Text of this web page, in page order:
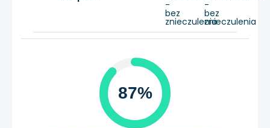
-
bez
znieczulenia
-
bez
znieczulenia
87%